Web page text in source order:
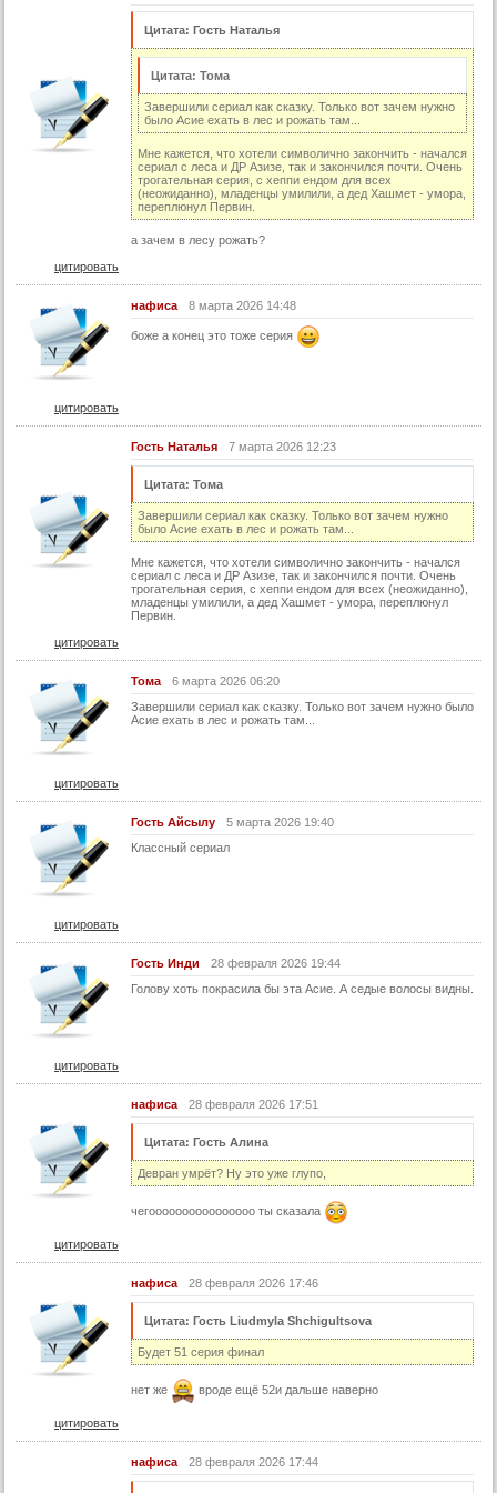
23 серия (суб)
24 серия
26 серия (суб)
27 серия
27 серия (суб)
28 серия
28 серия (суб)
30 серия
30 серия (суб)
31 серия
32 серия (суб)
33 серия
33 серия (суб)
34 серия
34 серия (суб)
35 серия (суб)
36 серия
37 серия (суб)
38 серия
38 серия (суб)
39 серия
40 серия
40 серия (суб)
41 серия
42 серия
43 серия
43 серия (суб)
44 серия
Цитата: Гость Наталья
Цитата: Тома
Завершили сериал как сказку. Только вот зачем нужно
было Асие ехать в лес и рожать там...
Мне кажется, что хотели символично закончить - начался
сериал с леса и ДР Азизе, так и закончился почти. Очень
трогательная серия, с хеппи ендом для всех
(неожиданно), младенцы умилили, а дед Хашмет - умора,
переплюнул Первин.
а зачем в лесу рожать?
цитировать
нафиса 8 марта 2026 14:48
боже а конец это тоже серия
цитировать
Гость Наталья 7 марта 2026 12:23
Цитата: Тома
Завершили сериал как сказку. Только вот зачем нужно
было Асие ехать в лес и рожать там...
Мне кажется, что хотели символично закончить - начался
сериал с леса и ДР Азизе, так и закончился почти. Очень
трогательная серия, с хеппи ендом для всех (неожиданно),
младенцы умилили, а дед Хашмет - умора, переплюнул
Первин.
цитировать
Тома
6 марта 2026 06:20
Завершили сериал как сказку. Только вот зачем нужно было
Асие ехать в лес и рожать там...
цитировать
Гость Айсылу
5 марта 2026 19:40
Классный сериал
цитировать
Гость Инди
28 февраля 2026 19:44
Голову хоть покрасила бы эта Асие. А седые волосы видны.
цитировать
нафиса 28 февраля 2026 17:51
Цитата: Гость Алина
Девран умрёт? Ну это уже глупо,
чегоооооооооооооооо ты сказала
цитировать
нафиса 28 февраля 2026 17:46
Цитата: Гость Liudmyla Shchigultsova
Будет 51 серия финал
нет же вроде ещё 52и дальше наверно
цитировать
нафиса 28 февраля 2026 17:44